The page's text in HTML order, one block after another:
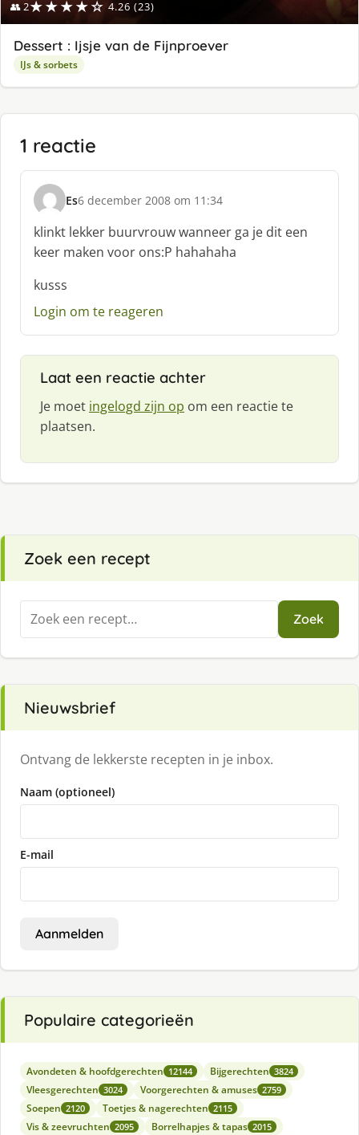
👥 2★★★★☆ 4.26 (23)
Dessert : Ijsje van de Fijnproever
IJs & sorbets
1 reactie
Es
s
c
h
r
e
e
f
6 december 2008 om 11:34
klinkt lekker buurvrouw wanneer ga je dit een
keer maken voor ons:P hahahaha
kusss
Login om te reageren
Laat een reactie achter
Je moet ingelogd zijn op om een reactie te
plaatsen.
Zoek een recept
Zoeken
naar:
Zoek
Nieuwsbrief
Ontvang de lekkerste recepten in je inbox.
Naam (optioneel)
E-mail
Aanmelden
Populaire categorieën
Avondeten & hoofdgerechten 12144 Bijgerechten 3824
Vleesgerechten 3024 Voorgerechten & amuses 2759
Soepen 2120 Toetjes & nagerechten 2115
Vis & zeevruchten 2095 Borrelhapjes & tapas 2015